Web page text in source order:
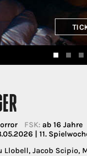
FSK: ab 16 Jahre
| 11.
Llobell, Jacob Scipio,